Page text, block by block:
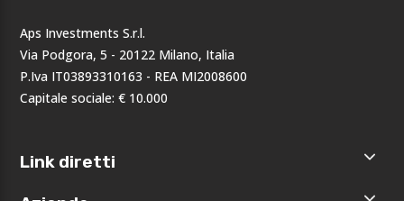
Aps Investments S.r.l.
Via Podgora, 5 - 20122 Milano, Italia
P.Iva IT03893310163 - REA MI2008600
Capitale sociale: € 10.000
Link diretti
Home